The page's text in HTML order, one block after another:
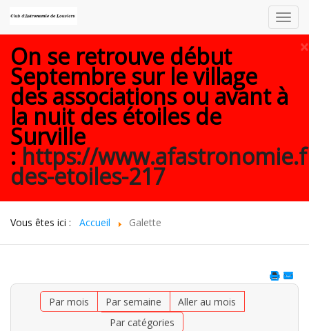
×
On se retrouve début
Septembre sur le village
des associations ou avant à
la nuit des étoiles de
Surville
: https://
des-etoiles-217
Vous êtes ici : Accueil Galette
Par mois Par semaine
Aller au mois
Par catégories